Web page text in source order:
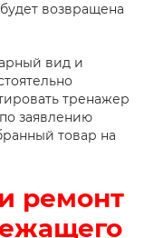
возвращена
вид и
тренажер
заявлению
товар на
ремонт